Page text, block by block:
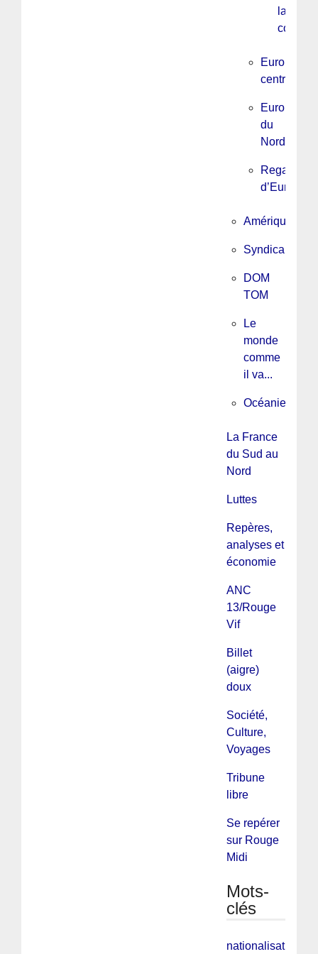
la
Europe
centrale
Europe
du
Nord
Regards
d’Europe
Amérique
Syndicalisme
DOM
TOM
Le
monde
comme
il va...
Océanie
La France
du Sud au
Nord
Luttes
Repères,
analyses et
économie
ANC
13/Rouge
Vif
Billet
(aigre)
doux
Société,
Culture,
Voyages
Tribune
libre
Se repérer
sur Rouge
Midi
Mots-
clés
nationalisations